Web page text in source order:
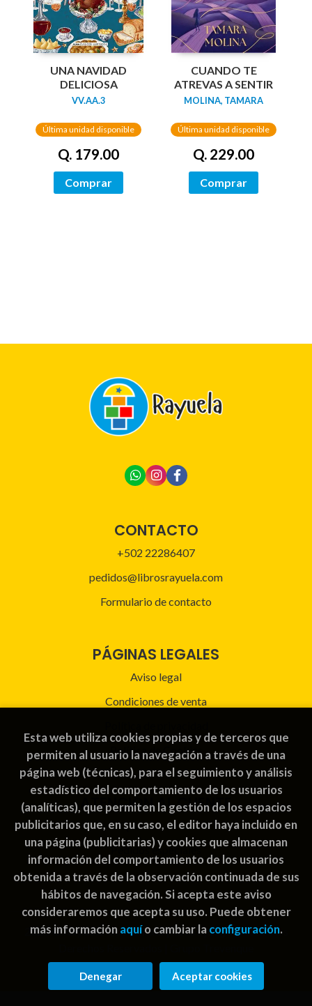
UNA NAVIDAD
DELICIOSA
VV.AA.3
Última unidad disponible
Q. 179.00
Comprar
CUANDO TE
ATREVAS A SENTIR
MOLINA, TAMARA
Última unidad disponible
Q. 229.00
Comprar
CONTACTO
+502 22286407
pedidos@librosrayuela.com
Formulario de contacto
PÁGINAS LEGALES
Aviso legal
Condiciones de venta
Política de Cookies
ATENCIÓN AL CLIENTE
Quiénes somos
Pedidos especiales
2026 ©Rayuela Guatemala | libros juegos. Todos los
Esta web utiliza cookies propias y de terceros que
permiten al usuario la navegación a través de una
página web (técnicas), para el seguimiento y análisis
estadístico del comportamiento de los usuarios
(analíticas), que permiten la gestión de los espacios
publicitarios que, en su caso, el editor haya incluido en
una página (publicitarias) y cookies que almacenan
información del comportamiento de los usuarios
obtenida a través de la observación continuada de sus
hábitos de navegación. Si acepta este aviso
consideraremos que acepta su uso. Puede obtener
más información aquío cambiar la configuración.
Denegar Aceptar cookies